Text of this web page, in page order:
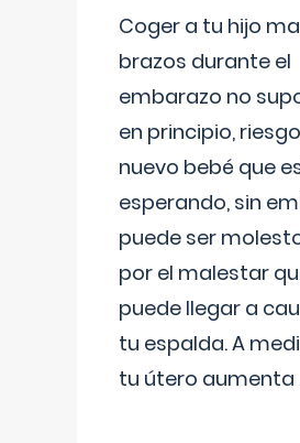
Coger a tu hijo
brazos durante el
embarazo no
en principio,
nuevo bebé que
esperando, sin
puede ser
por el malestar
puede llegar a
tu espalda. A
tu útero aumenta